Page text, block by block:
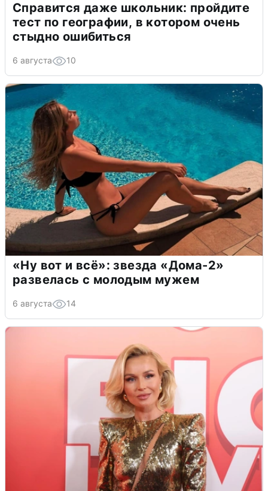
Справится даже школьник: пройдите
тест по географии, в котором очень
стыдно ошибиться
6 августа 10
«Ну вот и всё»: звезда «Дома-2»
развелась с молодым мужем
6 августа 14